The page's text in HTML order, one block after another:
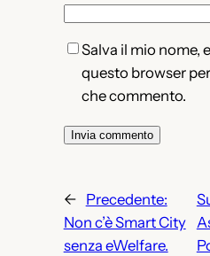
Salva il mio nome,
questo browser
che commento.
←
Precedente:
Non c’è Smart City
senza eWelfare.